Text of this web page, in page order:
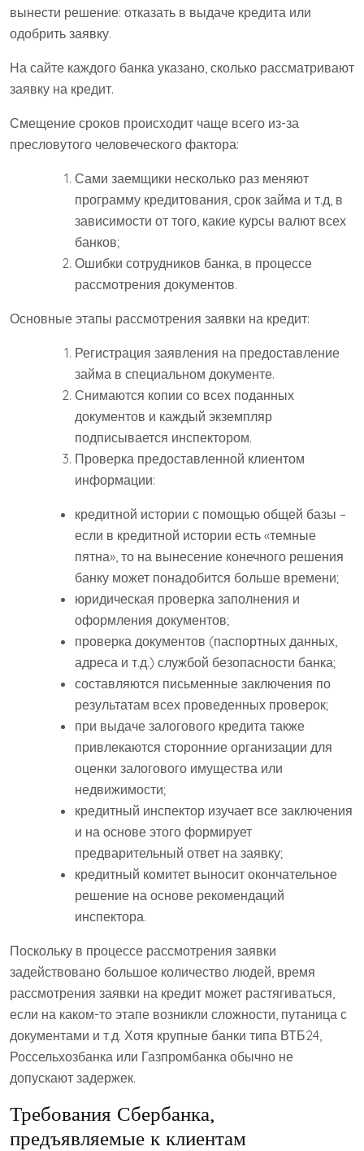
вынести решение: отказать в выдаче кредита или
одобрить заявку.
На сайте каждого банка указано, сколько рассматривают
заявку на кредит.
Смещение сроков происходит чаще всего из-за
пресловутого человеческого фактора:
Сами заемщики несколько раз меняют
программу кредитования, срок займа и т.д, в
зависимости от того, какие курсы валют всех
банков;
Ошибки сотрудников банка, в процессе
рассмотрения документов.
Основные этапы рассмотрения заявки на кредит:
Регистрация заявления на предоставление
займа в специальном документе.
Снимаются копии со всех поданных
документов и каждый экземпляр
подписывается инспектором.
Проверка предоставленной клиентом
информации:
кредитной истории с помощью общей базы –
если в кредитной истории есть «темные
пятна», то на вынесение конечного решения
банку может понадобится больше времени;
юридическая проверка заполнения и
оформления документов;
проверка документов (паспортных данных,
адреса и т.д.) службой безопасности банка;
составляются письменные заключения по
результатам всех проведенных проверок;
при выдаче залогового кредита также
привлекаются сторонние организации для
оценки залогового имущества или
недвижимости;
кредитный инспектор изучает все заключения
и на основе этого формирует
предварительный ответ на заявку;
кредитный комитет выносит окончательное
решение на основе рекомендаций
инспектора.
Поскольку в процессе рассмотрения заявки
задействовано большое количество людей, время
рассмотрения заявки на кредит может растягиваться,
если на каком-то этапе возникли сложности, путаница с
документами и т.д. Хотя крупные банки типа ВТБ24,
Россельхозбанка или Газпромбанка обычно не
допускают задержек.
Требования Сбербанка,
предъявляемые к клиентам